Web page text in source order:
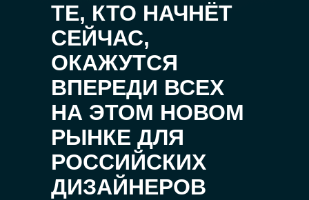
ТЕ, КТО НАЧНЁТ
СЕЙЧАС,
ОКАЖУТСЯ
ВПЕРЕДИ ВСЕХ
НА ЭТОМ НОВОМ
РЫНКЕ ДЛЯ
РОССИЙСКИХ
ДИЗАЙНЕРОВ